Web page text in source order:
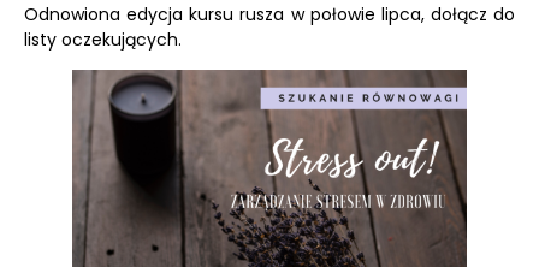
Odnowiona edycja kursu rusza w połowie lipca, dołącz do
listy oczekujących.